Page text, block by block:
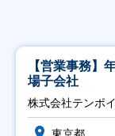
【営業事務】
場子会社
株式会社テンポ